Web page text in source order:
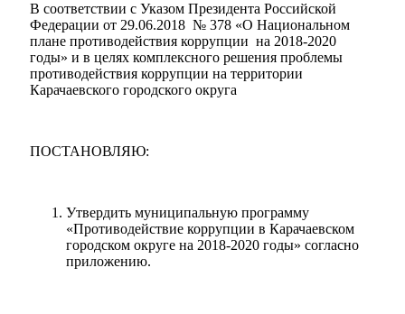
В соответствии с Указом Президента Российской
Федерации от 29.06.2018 № 378 «О Национальном
плане противодействия коррупции на 2018-2020
годы» и в целях комплексного решения проблемы
противодействия коррупции на территории
Карачаевского городского округа
ПОСТАНОВЛЯЮ:
Утвердить муниципальную программу
«Противодействие коррупции в Карачаевском
городском округе на 2018-2020 годы» согласно
приложению.